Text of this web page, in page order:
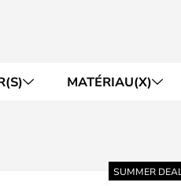
MATÉRIAU(X)
SUMMER DEAL